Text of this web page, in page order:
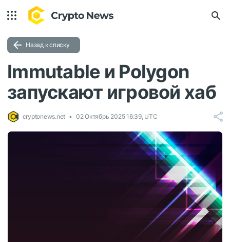
Назад к списку
Immutable и Polygon
запускают игровой хаб
cryptonews.net 02 Октябрь 2025 16:39, UTC